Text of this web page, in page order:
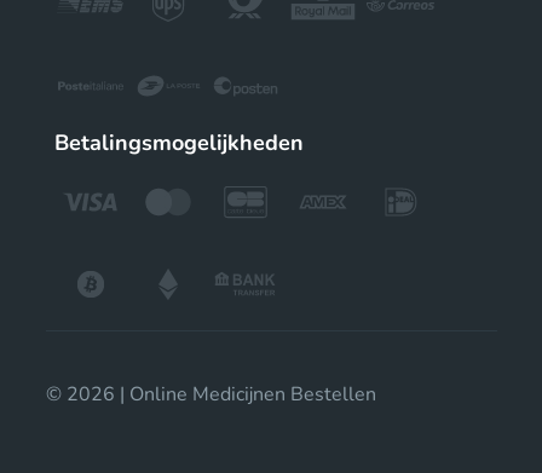
Betalingsmogelijkheden
© 2026 | Online Medicijnen Bestellen